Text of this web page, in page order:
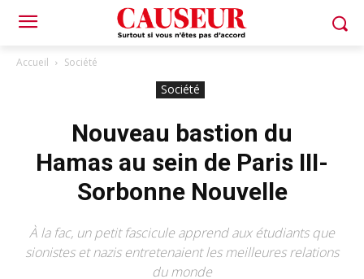
Accueil Société
Société
Nouveau bastion du
Hamas au sein de Paris III-
Sorbonne Nouvelle
À la fac, un petit fascicule apprend aux étudiants que
sionistes et nazis entretenaient les meilleures relations
du monde